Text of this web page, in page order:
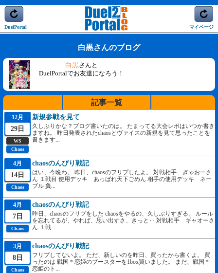
DuelPortal マイページ
白黒さんのブログ
白黒さんと
DuelPortalでお友達になろう！
記事一覧
12月
29日
WS
Chaos
新規参戦を見て
久しぶりかな？ブログ書いたのは。 たまってる大会レポはいつか書き
ますね。 昨日発表されたchaosとヴァイスの新規を見て思ったことを
書きます...
4月
14日
Chaos
chaosのんびり戦記
はい、今晩わ。 昨日、chaosのフリプしたよ。 対戦相手 ぎゃおーさ
ん １戦目 使用デッキ あっぱれ天下ごめん 相手の使用デッキ ネー
ブル 負...
4月
7日
Chaos
chaosのんびり戦記
昨日、chaosのフリプをした chaosをやるの、久しぶりすぎる。 ルール
を忘れてるが、やれば、思い出すさ、きっと‥ 対戦相手 ギャオーさ
ん １戦...
3月
8日
Chaos
chaosのんびり戦記
フリプしてないよ。 ただ、新しいのを昨日、買ったから書くよ。 買
ったのは 戦国＊恋姫のブースターを1box買いました。 まだ、戦国＊
恋姫のト...